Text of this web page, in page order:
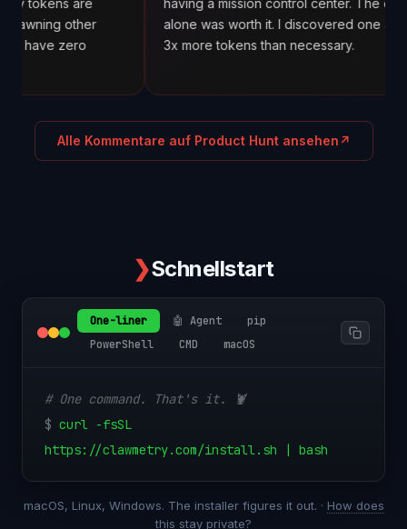
are
having a mission control center. The cost tracking
alone was worth it. I discovered one agent was
3x more tokens than necessary.
Alle Kommentare auf Product Hunt ansehen ↗
❯Schnellstart
One-liner 🤖 Agent
pip
PowerShell
CMD macOS
# One command. That's it. 🦞
$ curl -fsSL
https://clawmetry.com/install.sh | bash
macOS, Linux, Windows. The installer figures it out. · How does
this stay private?